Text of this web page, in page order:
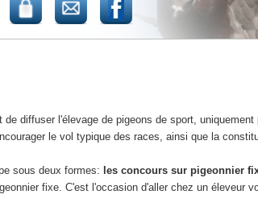
diffuser l'élevage de pigeons de sport,
le vol typique des races, ainsi que la
sous deux formes: les concours sur pigeonnier
fixe. C'est l'occasion d'aller chez un éleveur